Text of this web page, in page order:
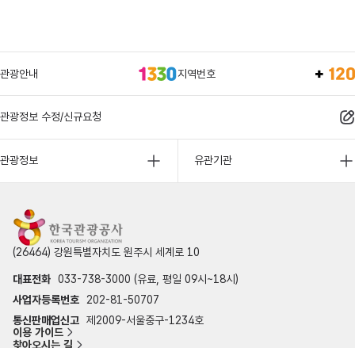
관광안내 지역번호
관광정보 수정/신규요청
관광정보 유관기관
(26464) 강원특별자치도 원주시 세계로 10
대표전화 033-738-3000 (유료, 평일 09시~18시)
사업자등록번호
202-81-50707
통신판매업신고 제2009-서울중구-1234호
이용 가이드
찾아오시는 길